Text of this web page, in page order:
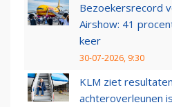
Bezoekersrecord
Airshow: 41
keer
30-07-2026, 9:30
KLM ziet
achteroverleunen